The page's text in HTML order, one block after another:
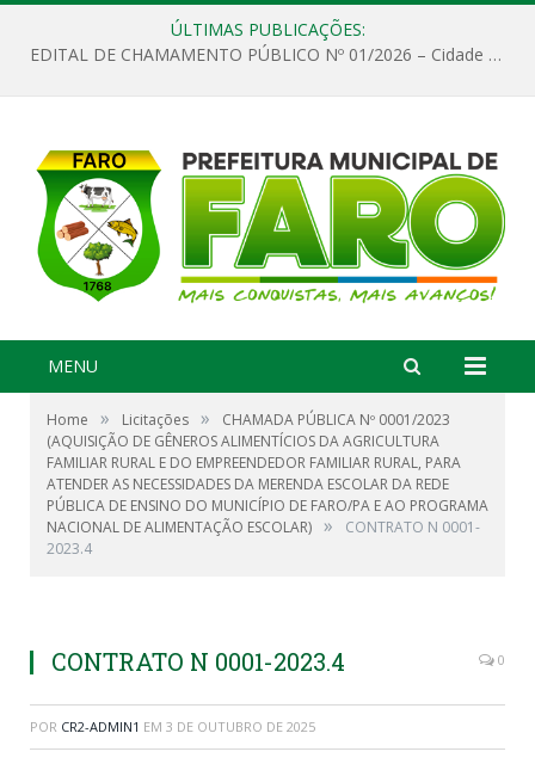
ÚLTIMAS PUBLICAÇÕES:
EDITAL DE CHAMAMENTO PÚBLICO Nº 01/2026 – Cidade de Faro
MENU
Home » Licitações »
CHAMADA PÚBLICA Nº 0001/2023
(AQUISIÇÃO DE GÊNEROS ALIMENTÍCIOS DA AGRICULTURA
FAMILIAR RURAL E DO EMPREENDEDOR FAMILIAR RURAL, PARA
ATENDER AS NECESSIDADES DA MERENDA ESCOLAR DA REDE
PÚBLICA DE ENSINO DO MUNICÍPIO DE FARO/PA E AO PROGRAMA
NACIONAL DE ALIMENTAÇÃO ESCOLAR) »
CONTRATO N 0001-
2023.4
CONTRATO N 0001-2023.4 0
POR CR2-ADMIN1 EM 3 DE OUTUBRO DE 2025